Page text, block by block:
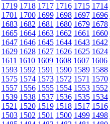
1719 1718 1717 1716 1715 1714
1701 1700 1699 1698 1697 1696
1683 1682 1681 1680 1679 1678
1665 1664 1663 1662 1661 1660
1647 1646 1645 1644 1643 1642
1629 1628 1627 1626 1625 1624
1611 1610 1609 1608 1607 1606
1593 1592 1591 1590 1589 1588
1575 1574 1573 1572 1571 1570
1557 1556 1555 1554 1553 1552
1539 1538 1537 1536 1535 1534
1521 1520 1519 1518 1517 1516
1503 1502 1501 1500 1499 1498